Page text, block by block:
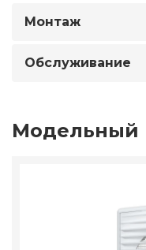
Монтаж
Обслуживание
Модельный